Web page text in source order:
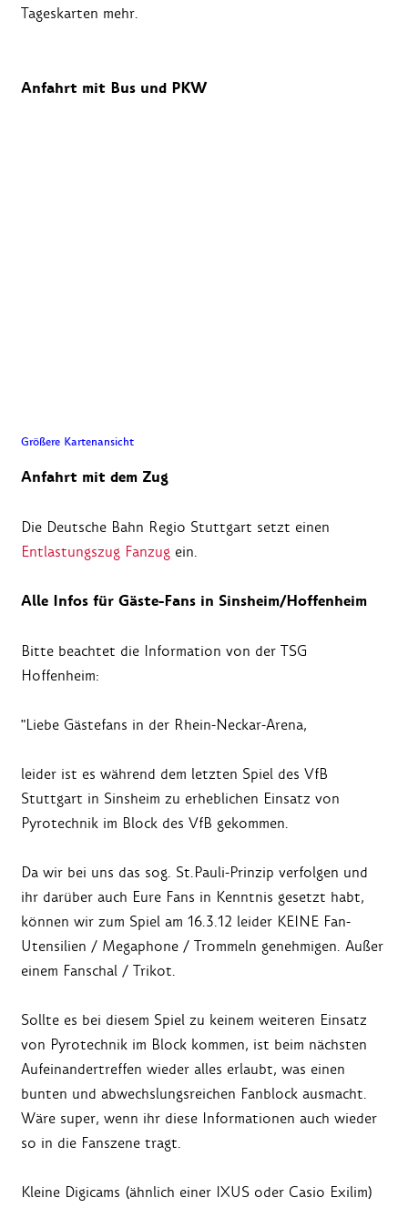
Tageskarten mehr.
Anfahrt mit Bus und PKW
Größere Kartenansicht
Anfahrt mit dem Zug
Die Deutsche Bahn Regio Stuttgart setzt einen
Entlastungszug Fanzug ein.
Alle Infos für Gäste-Fans in Sinsheim/Hoffenheim
Bitte beachtet die Information von der TSG
Hoffenheim:
"Liebe Gästefans in der Rhein-Neckar-Arena,
leider ist es während dem letzten Spiel des VfB
Stuttgart in Sinsheim zu erheblichen Einsatz von
Pyrotechnik im Block des VfB gekommen.
Da wir bei uns das sog. St.Pauli-Prinzip verfolgen und
ihr darüber auch Eure Fans in Kenntnis gesetzt habt,
können wir zum Spiel am 16.3.12 leider KEINE Fan-
Utensilien / Megaphone / Trommeln genehmigen. Außer
einem Fanschal / Trikot.
Sollte es bei diesem Spiel zu keinem weiteren Einsatz
von Pyrotechnik im Block kommen, ist beim nächsten
Aufeinandertreffen wieder alles erlaubt, was einen
bunten und abwechslungsreichen Fanblock ausmacht.
Wäre super, wenn ihr diese Informationen auch wieder
so in die Fanszene tragt.
Kleine Digicams (ähnlich einer IXUS oder Casio Exilim)